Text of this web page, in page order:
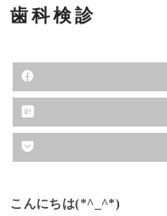
歯科検診
こんにちは(*^_^*)